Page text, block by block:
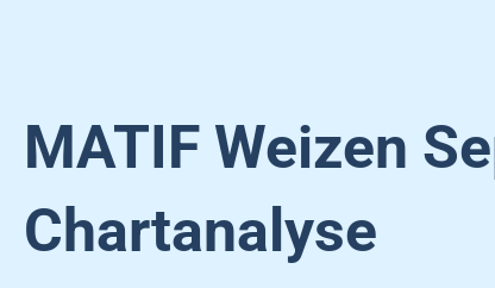
MATIF Weizen
Chartanalyse